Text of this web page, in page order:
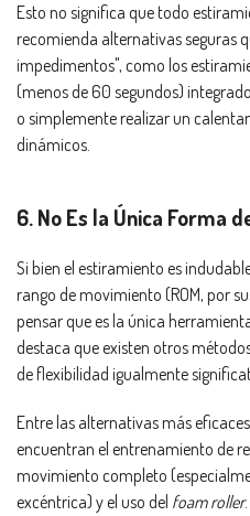
Esto no significa que todo
recomienda alternativas seguras
impedimentos", como los
(menos de 60 segundos)
o simplemente realizar un
dinámicos.
6. No Es la Única Forma
Si bien el estiramiento es
rango de movimiento (ROM, por
pensar que es la única
destaca que existen otros
de flexibilidad igualmente
Entre las alternativas más
encuentran el entrenamiento de
movimiento completo
excéntrica) y el uso del foam roller